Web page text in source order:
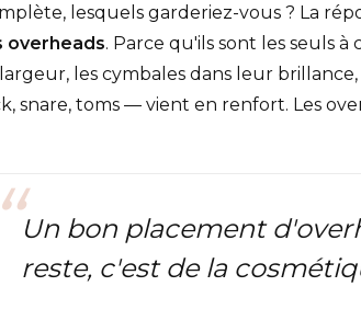
lesquels garderiez-vous ? La
overheads. Parce qu'ils sont les seuls
les cymbales dans leur
snare, toms — vient en renfort. Les
Un bon placement
reste, c'est de la